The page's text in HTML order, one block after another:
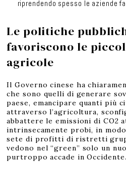
riprendendo spesso le aziende
Le politiche
favoriscono le
agricole
Il Governo cinese ha
che sono quelli di generare
paese, emancipare quanti più
attraverso l’agricoltura,
abbattere le emissioni di CO2
intrinsecamente probi, in
sete di profitti di ristretti
vedono nel “green” solo un
purtroppo accade in Occidente.